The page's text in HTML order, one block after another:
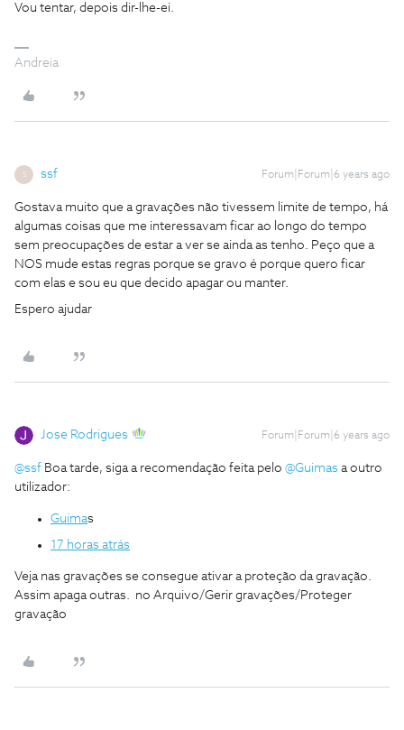
Vou tentar, depois dir-lhe-ei.
Andreia
S ssf Forum|Forum|6 years ago
Gostava muito que a gravações não tivessem limite de tempo, há
algumas coisas que me interessavam ficar ao longo do tempo
sem preocupações de estar a ver se ainda as tenho. Peço que a
NOS mude estas regras porque se gravo é porque quero ficar
com elas e sou eu que decido apagar ou manter.
Espero ajudar
Jose Rodrigues Forum|Forum|6 years ago
@ssf Boa tarde, siga a recomendação feita pelo @Guimas a outro
utilizador:
Guimas
17 horas atrás
Veja nas gravações se consegue ativar a proteção da gravação.
Assim apaga outras. no Arquivo/Gerir gravações/Proteger
gravação